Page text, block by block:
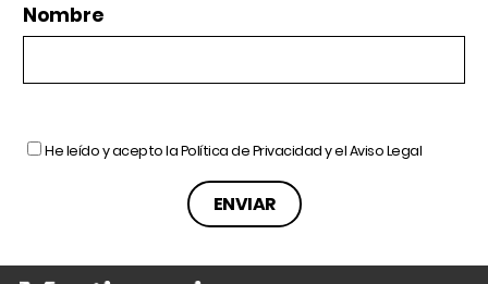
Nombre
He leído y acepto laPolítica de Privacidady elAviso Legal